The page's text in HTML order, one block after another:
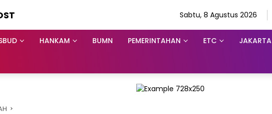
Sabtu, 8 Agustus 2026
HANKAM BUMN PEMERINTAHAN ETC JAKARTA